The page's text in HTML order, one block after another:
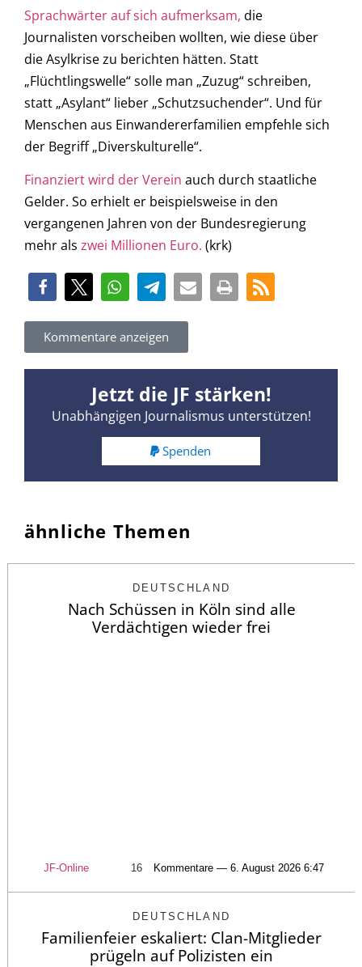
Sprachwärter auf sich aufmerksam, die
Journalisten vorscheiben wollten, wie diese über
die Asylkrise zu berichten hätten. Statt
„Flüchtlingswelle“ solle man „Zuzug“ schreiben,
statt „Asylant“ lieber „Schutzsuchender“. Und für
Menschen aus Einwandererfamilien empfehle sich
der Begriff „Diverskulturelle“.
Finanziert wird der Verein auch durch staatliche
Gelder. So erhielt er beispielsweise in den
vergangenen Jahren von der Bundesregierung
mehr als zwei Millionen Euro. (krk)
Kommentare anzeigen
Jetzt die JF stärken!
Unabhängigen Journalismus unterstützen!
Spenden
ähnliche Themen
DEUTSCHLAND
Nach Schüssen in Köln sind alle
Verdächtigen wieder frei
JF-Online 16 Kommentare — 6. August 2026 6:47
DEUTSCHLAND
Familienfeier eskaliert: Clan-Mitglieder
prügeln auf Polizisten ein